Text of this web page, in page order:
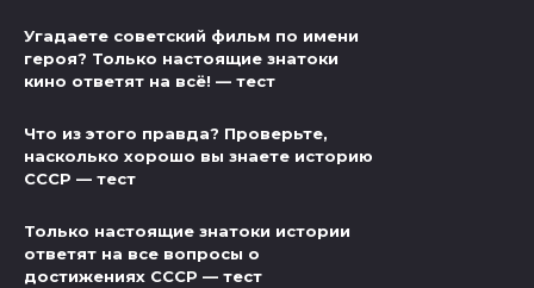
Угадаете советский фильм по имени
героя? Только настоящие знатоки
кино ответят на всё! — тест
Что из этого правда? Проверьте,
насколько хорошо вы знаете историю
СССР — тест
Только настоящие знатоки истории
ответят на все вопросы о
достижениях СССР — тест